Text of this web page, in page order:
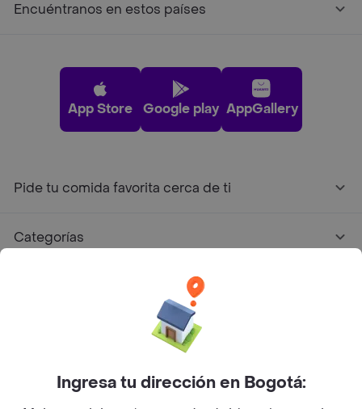
Encuéntranos en estos países
App Store Google play AppGallery
Pide tu comida favorita cerca de ti
Categorías
Facebook
Twitter
Instagram
Ingresa tu dirección en Bogotá: